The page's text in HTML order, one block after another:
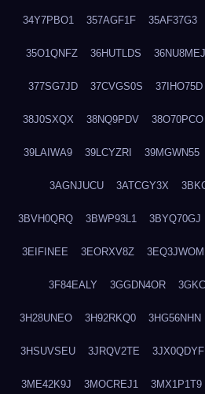
34Y7PBO1 357AGF1F 35AF37G3
35O1QNFZ 36HUTLDS 36NU8MEJ
377SG7JD 37CVGS0S 37IHO75D
38J0SXQX 38NQ9PDV 38O70PCO
39LAIWA9 39LCYZRI 39MGWN55
3AGNJUCU 3ATCGY3X
3BVH0QRQ 3BWP93L1 3BYQ70GJ
3EIFINEE 3EORXV8Z 3EQ3JWOM
3F84EALY 3GGDN4OR
3H28UNEO 3H92RKQ0 3HG56NHN
3HSUVSEU 3JRQV2TE 3JX0QDYF
3ME42K9J 3MOCREJ1 3MX1P1T9